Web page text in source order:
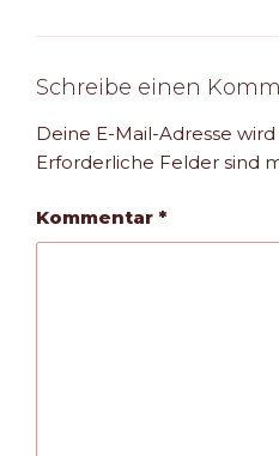
Schreibe einen
Deine E-Mail-Adresse
Erforderliche Felder sind
Kommentar *